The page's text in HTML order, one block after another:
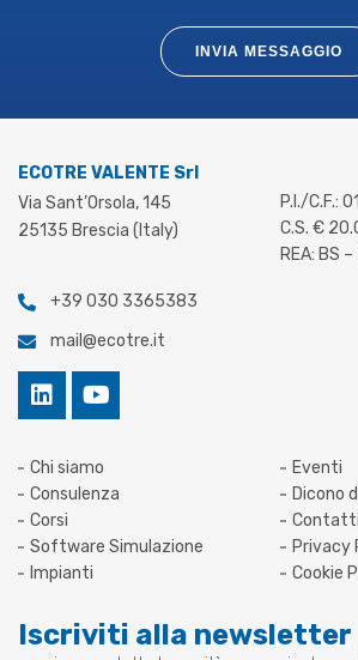
INVIA MESSAGGIO
ECOTRE VALENTE Srl
Via Sant’Orsola, 145
25135 Brescia (Italy)
+39 030 3365383
mail@ecotre.it
P.I./C.F.:
C.S. €
REA: BS
Chi siamo
Consulenza
Corsi
Software Simulazione
Impianti
Eventi
Dicono
Contatti
Privacy
Cookie
Iscriviti alla newsletter